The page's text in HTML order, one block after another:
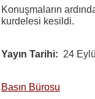
Konuşmaların
kurdelesi kesildi.
Yayın Tarihi 24
Basın Bürosu